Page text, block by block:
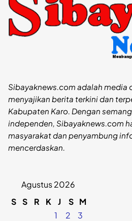
Sibayaknews.com adalah media
menyajikan berita terkini dan
Kabupaten Karo. Dengan
independen, Sibayaknews.com
masyarakat dan penyambung
mencerdaskan.
Agustus 2026
S S R K J S M
1
2
3